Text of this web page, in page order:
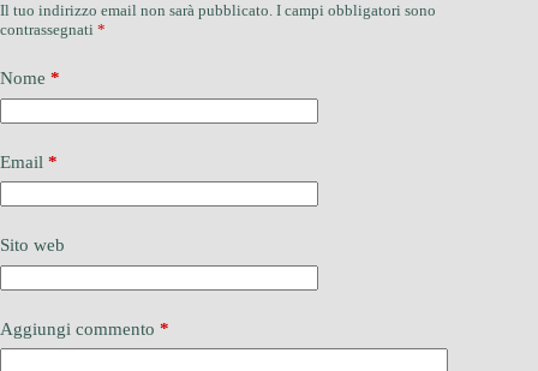
Il tuo indirizzo email non sarà pubblicato. I campi obbligatori sono
contrassegnati *
Nome *
Email *
Sito web
Aggiungi commento *